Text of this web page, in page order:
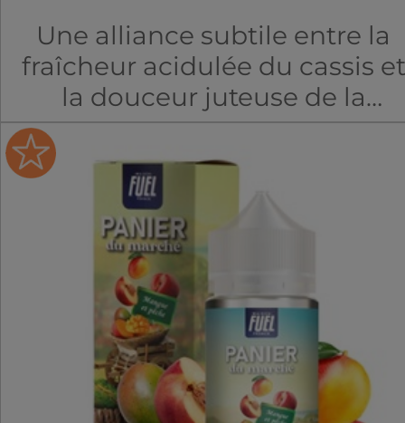
Une alliance subtile entre la
fraîcheur acidulée du cassis et
la douceur juteuse de la
framboise. Une symphonie
fruitée qui évoque les étals
colorés et parfumés des
marchés. Laissez-vous
transporter par cette
expérience gustative
authentique à chaque
inhalation.